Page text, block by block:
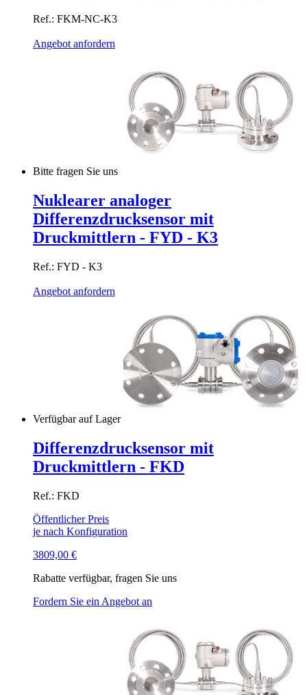
Ref.: FKM-NC-K3
Angebot anfordern
Bitte fragen Sie uns
Nuklearer analoger
Differenzdrucksensor mit
Druckmittlern - FYD - K3
Ref.: FYD - K3
Angebot anfordern
Verfügbar auf Lager
Differenzdrucksensor mit
Druckmittlern - FKD
Ref.: FKD
Öffentlicher Preis
je nach Konfiguration
3809,00 €
Rabatte verfügbar, fragen Sie uns
Fordern Sie ein Angebot an